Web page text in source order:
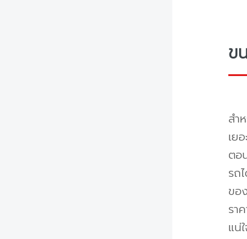
ข
สำ
เย
ตอ
รถ
ขอ
รา
แน่